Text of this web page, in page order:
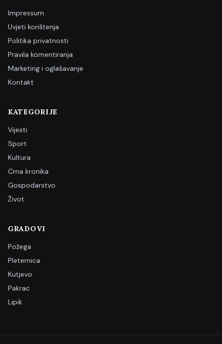
Impressum
Uvjeti korištenja
Politika privatnosti
Pravila komentiranja
Marketing i oglašavanje
Kontakt
KATEGORIJE
Vijesti
Sport
Kultura
Crna kronika
Gospodarstvo
Život
GRADOVI
Požega
Pleternica
Kutjevo
Pakrac
Lipik